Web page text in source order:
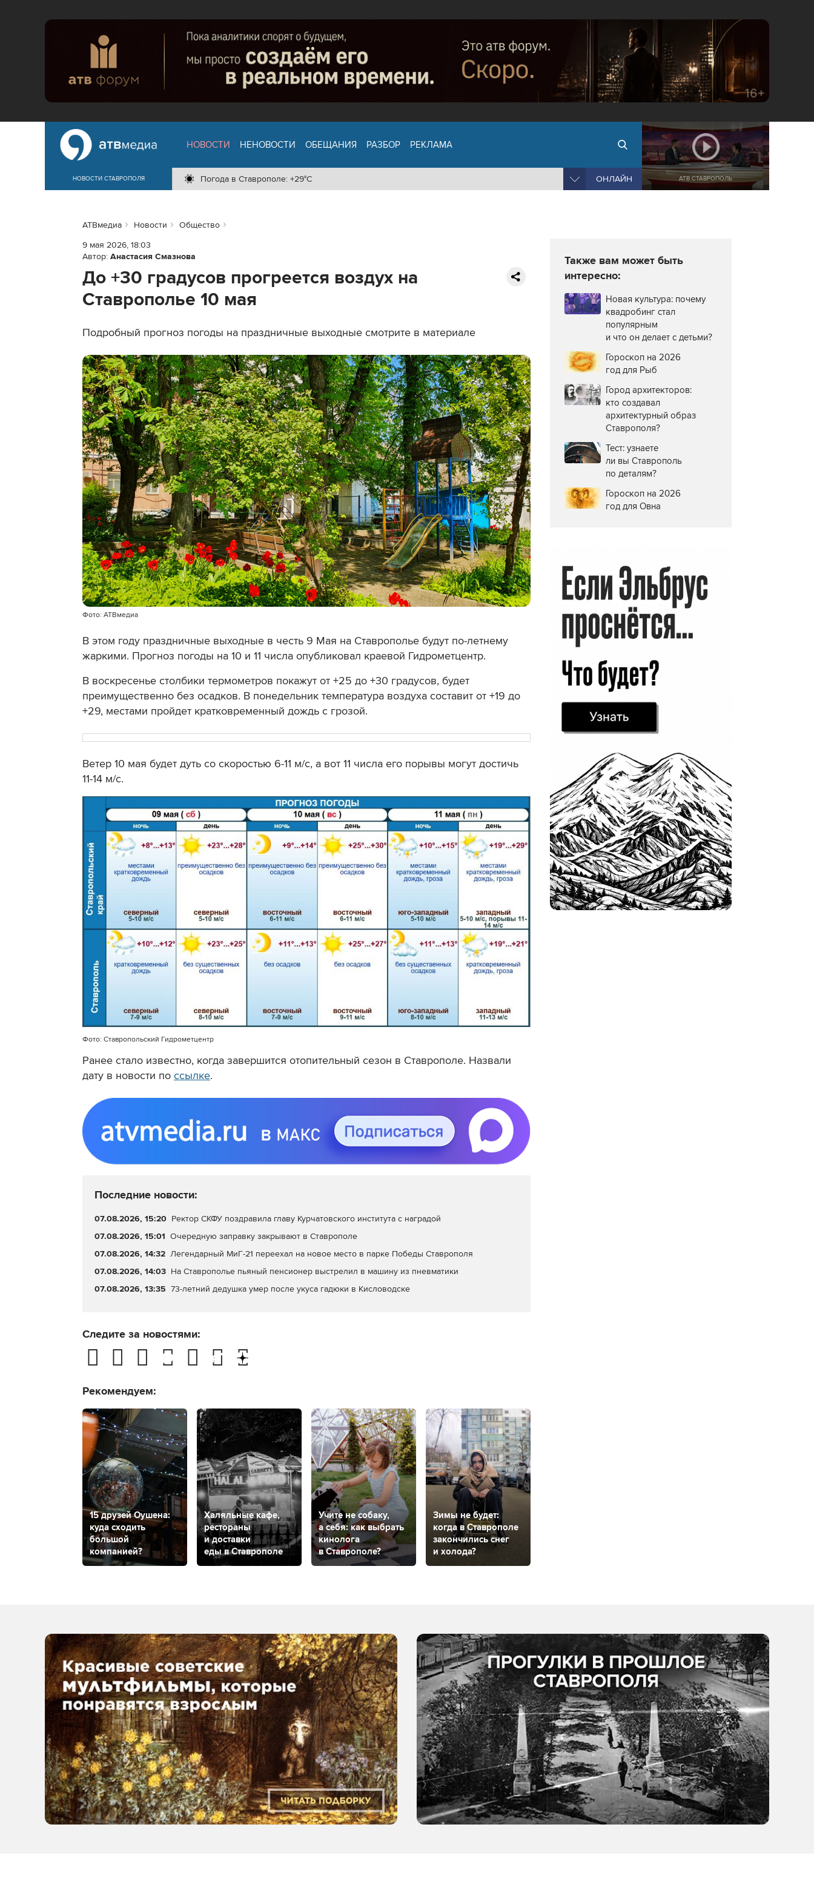
НОВОСТИ СТАВРОПОЛЯ
НОВОСТИ НЕНОВОСТИ ОБЕЩАНИЯ РАЗБОР РЕКЛАМА
Погода в Ставрополе: +29°C ОНЛАЙН АТВ СТАВРОПОЛЬ
АТВмедиа Новости
Общество
9 мая 2026, 18:03
Автор: Анастасия Смазнова
До +30 градусов прогреется воздух на
Ставрополье 10 мая
Подробный прогноз погоды на праздничные выходные смотрите в материале
Фото: АТВмедиа
В этом году праздничные выходные в честь 9 Мая на Ставрополье будут по-летнему
жаркими. Прогноз погоды на 10 и 11 числа опубликовал краевой Гидрометцентр.
В воскресенье столбики термометров покажут от +25 до +30 градусов, будет
преимущественно без осадков. В понедельник температура воздуха составит от +19 до
+29, местами пройдет кратковременный дождь с грозой.
Ветер 10 мая будет дуть со скоростью 6-11 м/с, а вот 11 числа его порывы могут достичь
11-14 м/с.
Фото: Ставропольский Гидрометцентр
Ранее стало известно, когда завершится отопительный сезон в Ставрополе. Назвали
дату в новости по ссылке.
Последние новости:
07.08.2026, 15:20 Ректор СКФУ поздравила главу Курчатовского института с наградой
07.08.2026, 15:01 Очередную заправку закрывают в Ставрополе
07.08.2026, 14:32 Легендарный МиГ-21 переехал на новое место в парке Победы Ставрополя
07.08.2026, 14:03 На Ставрополье пьяный пенсионер выстрелил в машину из пневматики
07.08.2026, 13:35 73-летний дедушка умер после укуса гадюки в Кисловодске
Следите за новостями:
Рекомендуем:
15 друзей Оушена:
куда сходить
большой
компанией?
Халяльные кафе,
рестораны
и доставки
еды в Ставрополе
Учите не собаку,
а себя: как выбрать
кинолога
в Ставрополе?
Зимы не будет:
когда в Ставрополе
закончились снег
и холода?
Также вам может быть
интересно:
Новая культура: почему
квадробинг стал
популярным
и что он делает с детьми?
Гороскоп на 2026
год для Рыб
Город архитекторов:
кто создавал
архитектурный образ
Ставрополя?
Тест: узнаете
ли вы Ставрополь
по деталям?
Гороскоп на 2026
год для Овна